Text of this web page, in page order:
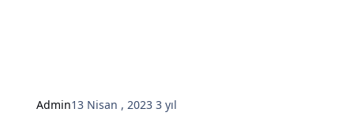
Admin13 Nisan , 20233 yıl